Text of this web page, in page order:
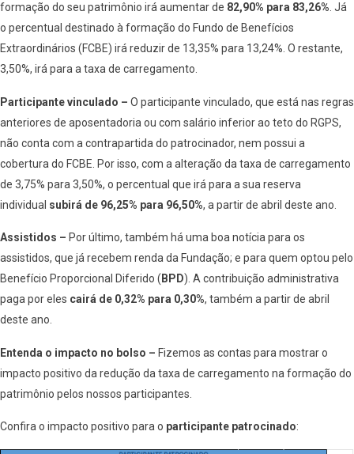
formação do seu patrimônio irá aumentar de 82,90% para 83,26% . Já
o percentual destinado à formação do Fundo de Benefícios
Extraordinários (FCBE) irá reduzir de 13,35% para 13,24%. O restante,
3,50%, irá para a taxa de carregamento.
Participante vinculado – O participante vinculado, que está nas regras
anteriores de aposentadoria ou com salário inferior ao teto do RGPS,
não conta com a contrapartida do patrocinador, nem possui a
cobertura do FCBE. Por isso, com a alteração da taxa de carregamento
de 3,75% para 3,50%, o percentual que irá para a sua reserva
individual subirá de 96,25% para 96,50%, a partir de abril deste ano.
Assistidos – Por último, também há uma boa notícia para os
assistidos, que já recebem renda da Fundação; e para quem optou pelo
Benefício Proporcional Diferido ( BPD). A contribuição administrativa
paga por eles cairá de 0,32% para 0,30%, também a partir de abril
deste ano.
Entenda o impacto no bolso – Fizemos as contas para mostrar o
impacto positivo da redução da taxa de carregamento na formação do
patrimônio pelos nossos participantes.
Confira o impacto positivo para o participante patrocinado: